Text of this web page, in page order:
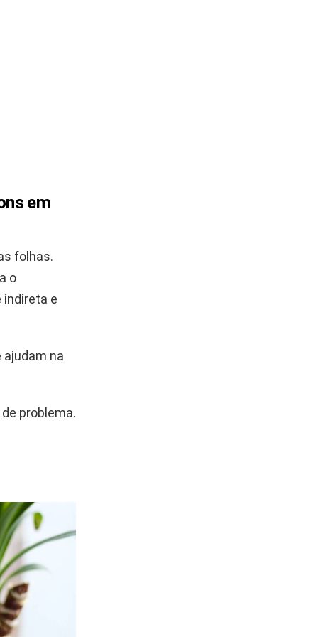
em
folhas.
o
e
na
problema.